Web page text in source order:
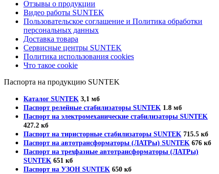
Отзывы о продукции
Видео работы SUNTEK
Пользовательское соглашение и Политика обработки
персональных данных
Доставка товара
Сервисные центры SUNTEK
Политика использования cookies
Что такое cookie
Паспорта на продукцию SUNTEK
Каталог SUNTEK 3,1 мб
Паспорт релейные стабилизаторы SUNTEK 1.8 мб
Паспорт на электромеханические стабилизаторы SUNTEK
427.2 кб
Паспорт на тиристорные стабилизаторы SUNTEK 715.5 кб
Паспорт на автотрансформаторы (ЛАТРы) SUNTEK 676 кб
Паспорт на трехфазные автотрансформаторы (ЛАТРы)
SUNTEK 651 кб
Паспорт на УЗОН SUNTEK 650 кб